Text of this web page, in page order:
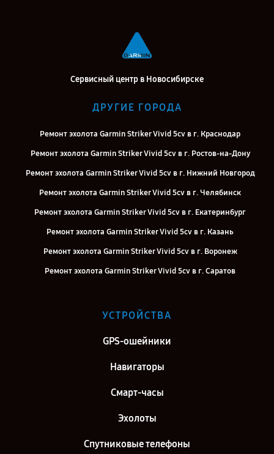
Сервисный центр в Новосибирске
ДРУГИЕ ГОРОДА
Ремонт эхолота Garmin Striker Vivid 5cv в г. Краснодар
Ремонт эхолота Garmin Striker Vivid 5cv в г. Ростов-на-Дону
Ремонт эхолота Garmin Striker Vivid 5cv в г. Нижний Новгород
Ремонт эхолота Garmin Striker Vivid 5cv в г. Челябинск
Ремонт эхолота Garmin Striker Vivid 5cv в г. Екатеринбург
Ремонт эхолота Garmin Striker Vivid 5cv в г. Казань
Ремонт эхолота Garmin Striker Vivid 5cv в г. Воронеж
Ремонт эхолота Garmin Striker Vivid 5cv в г. Саратов
Ремонт эхолота Garmin Striker Vivid 5cv в г. Киров
УСТРОЙСТВА
GPS-ошейники
Навигаторы
Смарт-часы
Эхолоты
Спутниковые телефоны